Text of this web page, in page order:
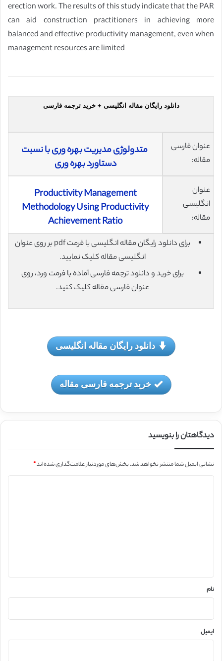
erection work. The results of this study indicate that the PAR
can aid construction practitioners in achieving more
balanced and effective productivity management, even when
management resources are limited
دانلود رایگان مقاله انگلیسی + خرید ترجمه فارسی
عنوان فارسی
مقاله:
متدولوژی مدیریت بهره وری با نسبت
دستاورد بهره وری
عنوان
انگلیسی
مقاله:
Productivity Management
Methodology Using Productivity
Achievement Ratio
برای دانلود رایگان مقاله انگلیسی با فرمت pdf بر روی عنوان
انگلیسی مقاله کلیک نمایید.
برای خرید و دانلود ترجمه فارسی آماده با فرمت ورد، روی
عنوان فارسی مقاله کلیک کنید.
دانلود رایگان مقاله انگلیسی
خرید ترجمه فارسی مقاله
دیدگاهتان را بنویسید
نشانی ایمیل شما منتشر نخواهد شد.بخش‌های موردنیاز علامت‌گذاری شده‌اند*
نام
ایمیل